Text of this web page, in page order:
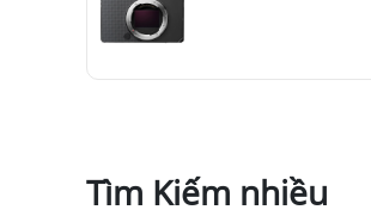
Tìm Kiếm nhiều